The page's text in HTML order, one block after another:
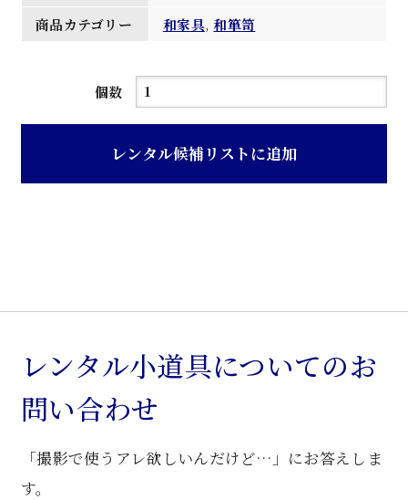
商品カテゴリー
和家具,和箪笥
個数
濃
経
笥
個
レンタル候補リストに追加
レンタル小道具についてのお
問い合わせ
「撮影で使うアレ欲しいんだけど…」にお答えしま
す。